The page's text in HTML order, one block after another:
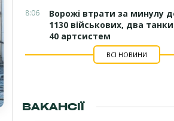
8:06
Ворожі втрати за минулу
1130 військових, два
40 артсистем
ВСІ НОВИНИ
ВАКАНСІЇ